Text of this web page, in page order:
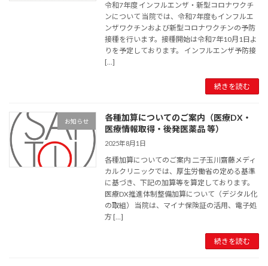
令和7年度 インフルエンザ・新型コロナワクチ
ンについて 当院では、令和7年度もインフルエ
ンザワクチンおよび新型コロナワクチンの予防
接種を行います。接種開始は令和7年10月1日よ
りを予定しております。 インフルエンザ予防接
[…]
続きを読む
お知らせ
各種加算についてのご案内（医療DX・
医療情報取得・後発医薬品 等）
2025年8月1日
各種加算についてのご案内 二子玉川齋藤メディ
カルクリニックでは、厚生労働省の定める基準
に基づき、下記の加算等を算定しております。
医療DX推進体制整備加算について（デジタル化
の取組） 当院は、マイナ保険証の活用、電子処
方 […]
続きを読む